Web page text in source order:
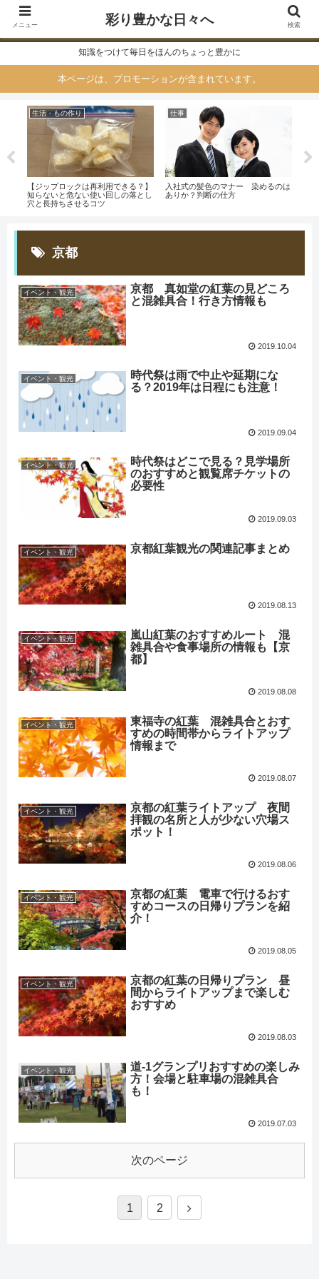
知識をつけて毎日をほんのちょっと豊かに
本ページは、プロモーションが含まれています。
生活・もの作り
【ジップロックは再利用できる？】
知らないと危ない使い回しの落とし
穴と長持ちさせるコツ
仕事
入社式の髪色のマナー 染めるのは
ありか？判断の仕方
京都
イベント・観光
京都 真如堂の紅葉の見どころ
と混雑具合！行き方情報も
2019.10.04
イベント・観光
時代祭は雨で中止や延期にな
る？2019年は日程にも注意！
2019.09.04
イベント・観光
時代祭はどこで見る？見学場所
のおすすめと観覧席チケットの
必要性
2019.09.03
イベント・観光 京都紅葉観光の関連記事まとめ
2019.08.13
イベント・観光
嵐山紅葉のおすすめルート 混
雑具合や食事場所の情報も【京
都】
2019.08.08
イベント・観光
東福寺の紅葉 混雑具合とおす
すめの時間帯からライトアップ
情報まで
2019.08.07
イベント・観光
京都の紅葉ライトアップ 夜間
拝観の名所と人が少ない穴場ス
ポット！
2019.08.06
イベント・観光
京都の紅葉 電車で行けるおす
すめコースの日帰りプランを紹
介！
2019.08.05
イベント・観光
京都の紅葉の日帰りプラン 昼
間からライトアップまで楽しむ
おすすめ
2019.08.03
イベント・観光
道-1グランプリおすすめの楽しみ
方！会場と駐車場の混雑具合
も！
2019.07.03
次のページ
1 2
メニュー 彩り豊かな日々へ 検索